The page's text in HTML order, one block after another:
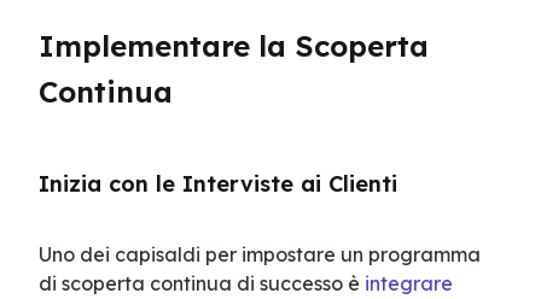
Implementare la Scoperta
Continua
Inizia con le Interviste ai Clienti
Uno dei capisaldi per impostare un programma
di scoperta continua di successo è integrare